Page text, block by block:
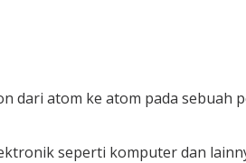
dari atom ke atom pada
seperti komputer dan